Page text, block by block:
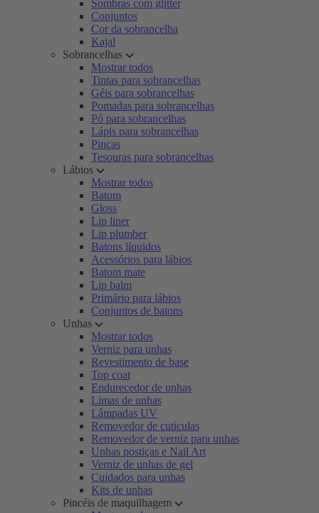
Sombras com glitter
Conjuntos
Cor da sobrancelha
Kajal
Sobrancelhas
Mostrar todos
Tintas para sobrancelhas
Géis para sobrancelhas
Pomadas para sobrancelhas
Pó para sobrancelhas
Lápis para sobrancelhas
Pinças
Tesouras para sobrancelhas
Lábios
Mostrar todos
Batom
Gloss
Lip liner
Lip plumber
Batons líquidos
Acessórios para lábios
Batom mate
Lip balm
Primário para lábios
Conjuntos de batons
Unhas
Mostrar todos
Verniz para unhas
Revestimento de base
Top coat
Endurecedor de unhas
Limas de unhas
Lâmpadas UV
Removedor de cutículas
Removedor de verniz para unhas
Unhas postiças e Nail Art
Verniz de unhas de gel
Cuidados para unhas
Kits de unhas
Pincéis de maquilhagem